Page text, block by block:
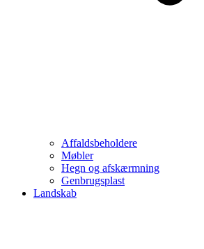
Affaldsbeholdere
Møbler
Hegn og afskærmning
Genbrugsplast
Landskab